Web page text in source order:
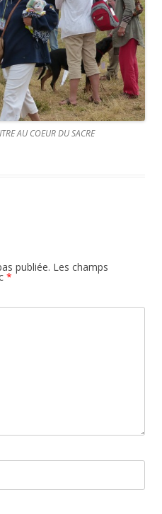
AU COEUR DU SACRE
publiée. Les champs
*